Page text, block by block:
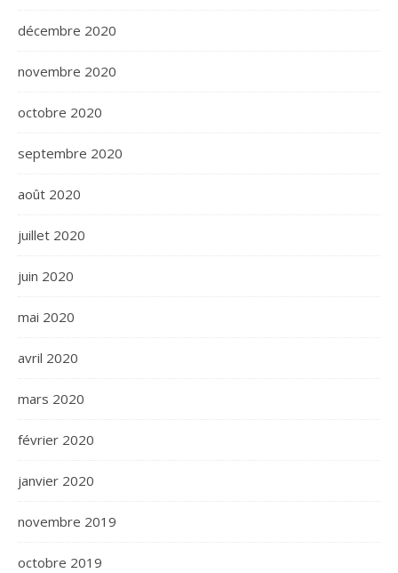
décembre 2020
novembre 2020
octobre 2020
septembre 2020
août 2020
juillet 2020
juin 2020
mai 2020
avril 2020
mars 2020
février 2020
janvier 2020
novembre 2019
octobre 2019